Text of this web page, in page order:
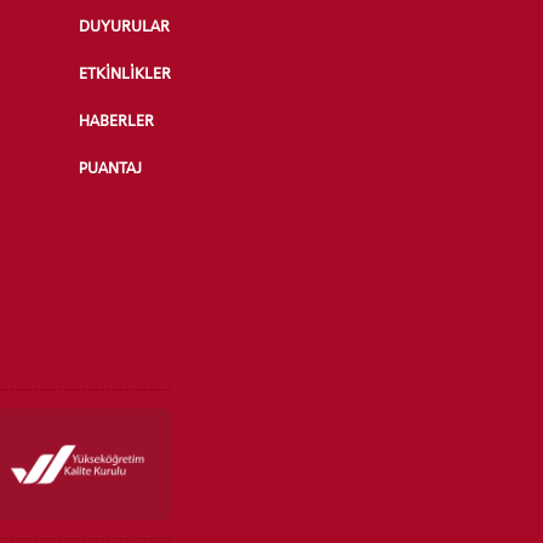
DUYURULAR
ETKİNLİKLER
HABERLER
PUANTAJ